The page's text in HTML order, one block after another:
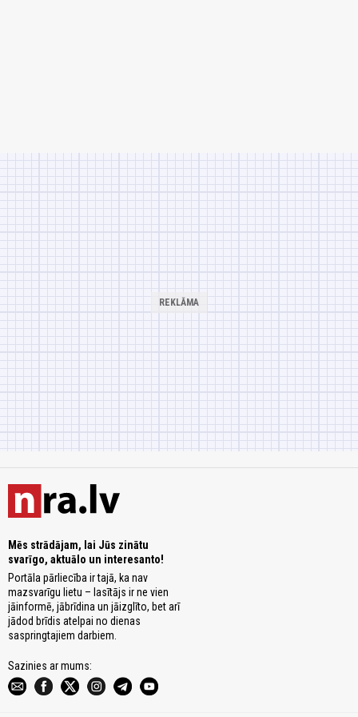
Mēs strādājam, lai Jūs zinātu
svarīgo, aktuālo un interesanto!
Portāla pārliecība ir tajā, ka nav
mazsvarīgu lietu – lasītājs ir ne vien
jāinformē, jābrīdina un jāizglīto, bet arī
jādod brīdis atelpai no dienas
saspringtajiem darbiem.
Sazinies ar mums: